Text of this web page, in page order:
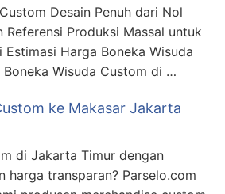
Desain Penuh dari Nol
Referensi Produksi Massal untuk
Estimasi Harga Boneka Wisuda
Boneka Wisuda Custom di …
ke Makasar Jakarta
di Jakarta Timur dengan
harga transparan? Parselo.com